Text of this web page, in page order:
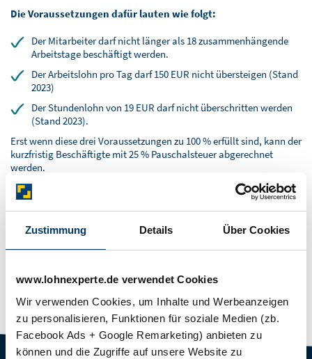
Zustimmung Details Über Cookies
www.lohnexperte.de verwendet Cookies
Wir verwenden Cookies, um Inhalte und Werbeanzeigen
zu personalisieren, Funktionen für soziale Medien (zb.
Facebook Ads + Google Remarketing) anbieten zu
können und die Zugriffe auf unsere Website zu
Die Voraussetzungen dafür lauten wie folgt:
Der Mitarbeiter darf nicht länger als 18 zusammenhängende
Arbeitstage beschäftigt werden.
Der Arbeitslohn pro Tag darf 150 EUR nicht übersteigen (Stand
2023)
Der Stundenlohn von 19 EUR darf nicht überschritten werden
(Stand 2023).
Erst wenn diese drei Voraussetzungen zu 100 % erfüllt sind, kann der
kurzfristig Beschäftigte mit 25 % Pauschalsteuer abgerechnet
werden.
Wird der Einsatz einer Aushilfskraft zu einem unvorhersehbaren
Lohnsteuer ebenfalls mit 25 % pauschal erheben.
STEUERBERATER
SOFTWARELÖSUNGEN
ONLINEKURS
BLOG
JOBS